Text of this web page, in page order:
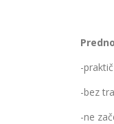
-
-bez
-ne